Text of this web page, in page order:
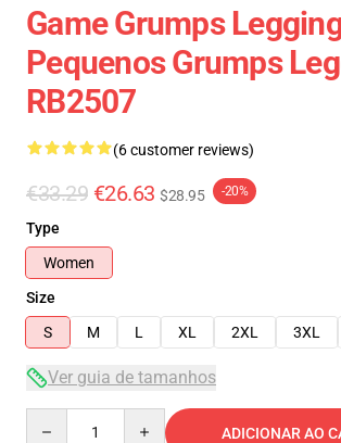
Game Grumps
Pequenos Grumps
RB2507
(6 customer reviews)
€33.29 €26.63 $28.95 -20%
Type
Women
Size
S
M L XL 2XL 3XL
Ver guia de tamanhos
ADICIONAR AO